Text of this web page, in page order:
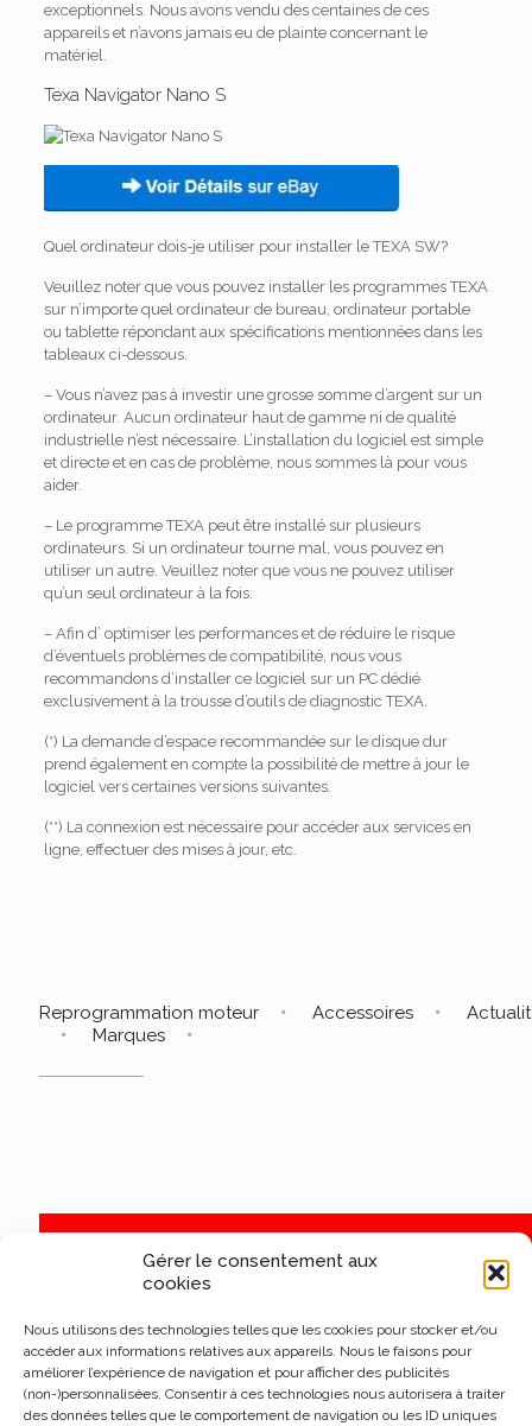
Gérer le consentement aux
cookies
Nous utilisons des technologies telles que les cookies pour stocker et/ou
accéder aux informations relatives aux appareils. Nous le faisons pour
améliorer l’expérience de navigation et pour afficher des publicités
(non-)personnalisées. Consentir à ces technologies nous autorisera à traiter
des données telles que le comportement de navigation ou les ID uniques
exceptionnels. Nous avons vendu des centaines de ces
appareils et n’avons jamais eu de plainte concernant le
matériel.
Texa Navigator Nano S
Quel ordinateur dois-je utiliser pour installer le TEXA SW?
Veuillez noter que vous pouvez installer les programmes TEXA
sur n’importe quel ordinateur de bureau, ordinateur portable
ou tablette répondant aux spécifications mentionnées dans les
tableaux ci-dessous.
– Vous n’avez pas à investir une grosse somme d’argent sur un
ordinateur. Aucun ordinateur haut de gamme ni de qualité
industrielle n’est nécessaire. L’installation du logiciel est simple
et directe et en cas de problème, nous sommes là pour vous
aider.
– Le programme TEXA peut être installé sur plusieurs
ordinateurs. Si un ordinateur tourne mal, vous pouvez en
utiliser un autre. Veuillez noter que vous ne pouvez utiliser
qu’un seul ordinateur à la fois.
– Afin d’ optimiser les performances et de réduire le risque
d’éventuels problèmes de compatibilité, nous vous
recommandons d’installer ce logiciel sur un PC dédié
exclusivement à la trousse d’outils de diagnostic TEXA.
(*) La demande d’espace recommandée sur le disque dur
prend également en compte la possibilité de mettre à jour le
logiciel vers certaines versions suivantes.
(**) La connexion est nécessaire pour accéder aux services en
ligne, effectuer des mises à jour, etc.
Reprogrammation moteur Accessoires
Marques